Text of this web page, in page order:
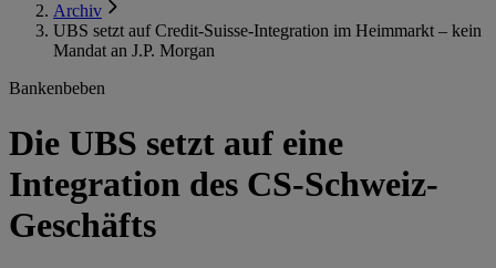
Archiv
UBS setzt auf Credit-Suisse-Integration im Heimmarkt – kein
Mandat an J.P. Morgan
Bankenbeben
Die UBS setzt auf eine
Integration des CS-Schweiz-
Geschäfts